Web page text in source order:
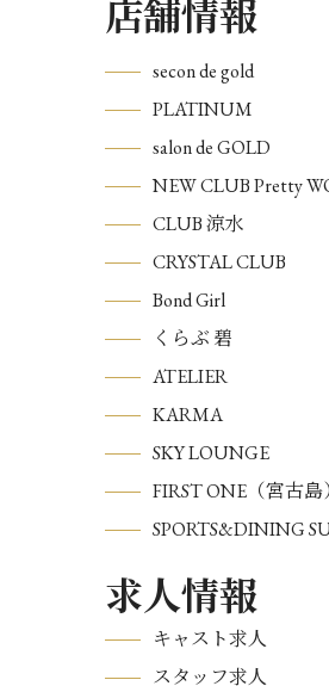
店舗情報
secon de gold
PLATINUM
salon de GOLD
NEW CLUB Pretty
CLUB 涼水
CRYSTAL CLUB
Bond Girl
くらぶ 碧
ATELIER
KARMA
SKY LOUNGE
FIRST ONE（宮古島）
SPORTS&DINING
求人情報
キャスト求人
スタッフ求人